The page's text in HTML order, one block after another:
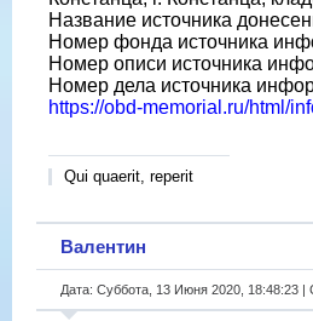
Название источника
Номер фонда источника
Номер описи источника
Номер дела источника
https://obd-memorial.ru/html/
Qui quaerit, reperit
Валентин
Дата: Суббота, 13 Июня 2020, 18:48:23 |